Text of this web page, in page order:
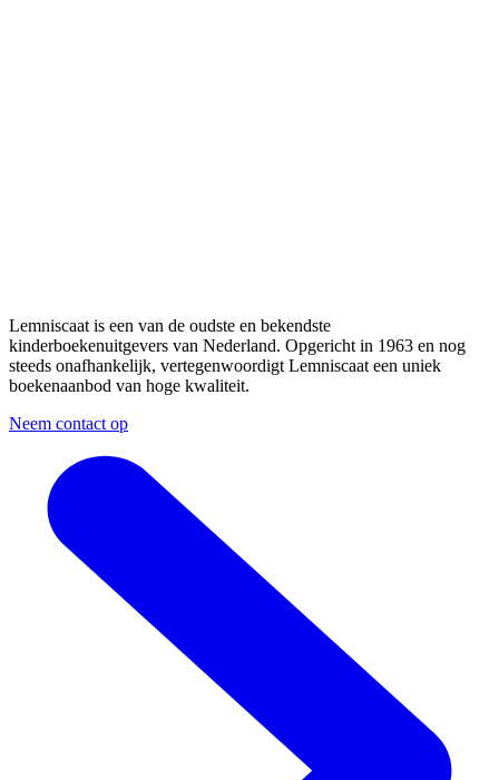
Lemniscaat is een van de oudste en bekendste
kinderboekenuitgevers van Nederland. Opgericht in 1963 en nog
steeds onafhankelijk, vertegenwoordigt Lemniscaat een uniek
boekenaanbod van hoge kwaliteit.
Neem contact op